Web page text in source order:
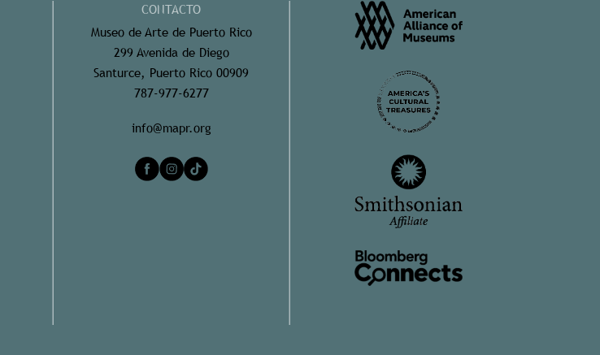
CONTACTO
Museo de Arte de Puerto Rico
299 Avenida de Diego
Santurce, Puerto Rico 00909
787-977-6277
info@mapr.org